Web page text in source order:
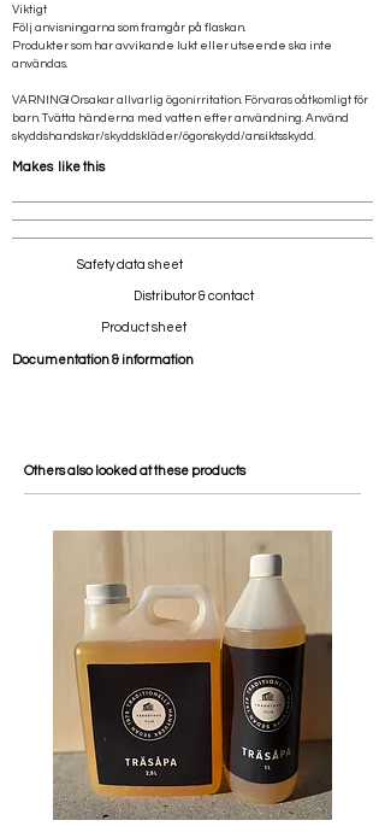
Viktigt
Följ anvisningarna som framgår på flaskan.
Produkter som har avvikande lukt eller utseende ska inte
användas.
VARNING! Orsakar allvarlig ögonirritation. Förvaras oåtkomligt för
barn. Tvätta händerna med vatten efter användning. Använd
skyddshandskar/skyddskläder/ögonskydd/ansiktsskydd.
Makes like this
Safety data sheet
Distributor & contact
Product sheet
Documentation & information
Others also looked at these products